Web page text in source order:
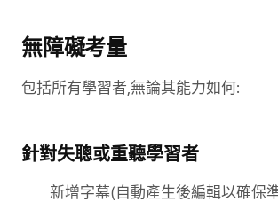
無障礙考量
包括所有學習者,無論其能力如何:
針對失聰或重聽學習者
新增字幕(自動產生後編輯以確保